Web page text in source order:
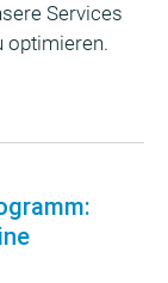
Services
optimieren.